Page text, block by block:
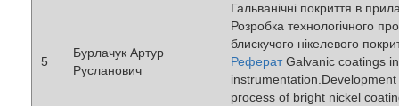
5
Бурлачук Артур
Русланович
Гальванічні покриття в
Розробка технологічного
блискучого нікелевого
РефератGalvanic coatings in
process of bright nickel